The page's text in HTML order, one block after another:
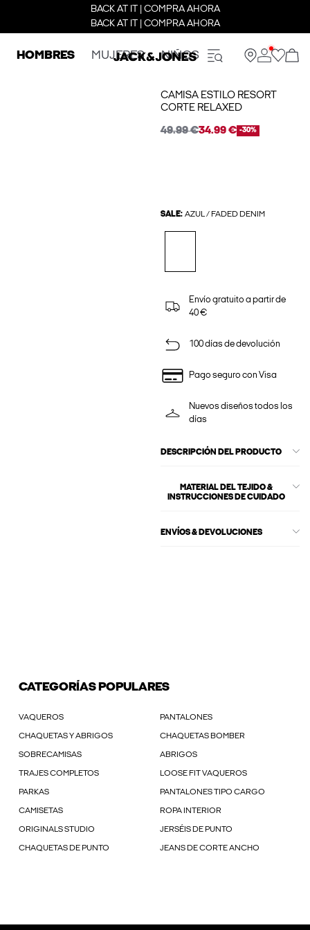
BACK AT IT | COMPRA AHORA
BACK AT IT | COMPRA AHORA
HOMBRES MUJERES NIÑOS
CAMISA ESTILO RESORT
CORTE RELAXED
49.99 €34.99 € -30%
SALE: AZUL / FADED DENIM
Envío gratuito a partir de
40 €
100 días de devolución
Pago seguro con Visa
Nuevos diseños todos los
días
DESCRIPCIÓN DEL PRODUCTO
MATERIAL DEL TEJIDO &
INSTRUCCIONES DE CUIDADO
ENVÍOS & DEVOLUCIONES
CATEGORÍAS POPULARES
VAQUEROS PANTALONES
CHAQUETAS Y ABRIGOS CHAQUETAS BOMBER
SOBRECAMISAS ABRIGOS
TRAJES COMPLETOS LOOSE FIT VAQUEROS
PARKAS PANTALONES TIPO CARGO
CAMISETAS ROPA INTERIOR
ORIGINALS STUDIO JERSÉIS DE PUNTO
CHAQUETAS DE PUNTO JEANS DE CORTE ANCHO